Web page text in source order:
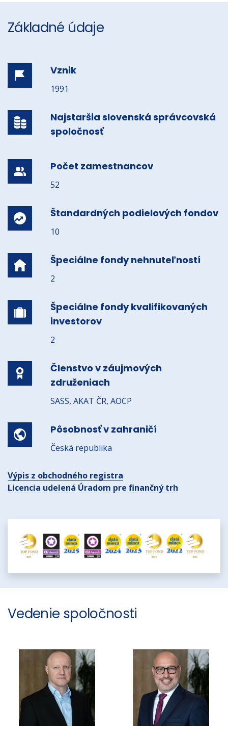
Základné údaje
Vznik
1991
Najstaršia slovenská správcovská
spoločnosť
Počet zamestnancov
52
Štandardných podielových fondov
10
Špeciálne fondy nehnuteľností
2
Špeciálne fondy kvalifikovaných
investorov
2
Členstvo v záujmových
združeniach
SASS, AKAT ČR, AOCP
Pôsobnosť v zahraničí
Česká republika
Výpis z obchodného registra
Licencia udelená Úradom pre finančný trh
Vedenie spoločnosti